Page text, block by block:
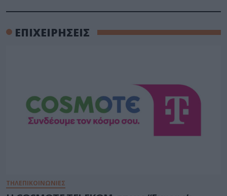
ΕΠΙΧΕΙΡΗΣΕΙΣ
ΤΗΛΕΠΙΚΟΙΝΩΝΙΕΣ